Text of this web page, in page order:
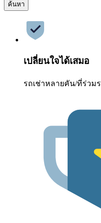
ค้นหา
เปลี่ยนใจได้เสมอ
รถเช่าหลายคัน/ที่ร่วม